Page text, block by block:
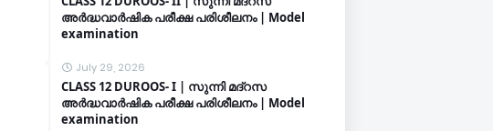
അർദ്ധവാർഷിക പരീക്ഷ പരിശീലനം | Model
examination
July 29, 2026
CLASS 12 DUROOS- I | സുന്നി മദ്റസ
അർദ്ധവാർഷിക പരീക്ഷ പരിശീലനം | Model
examination